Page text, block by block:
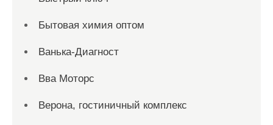
Бытовая химия оптом
Ванька-Диагност
Вва Моторс
Верона, гостиничный комплекс